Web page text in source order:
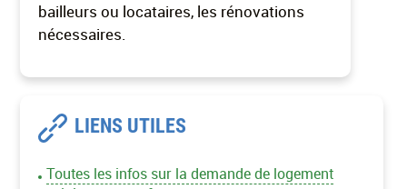
bailleurs ou locataires, les rénovations
nécessaires.
LIENS UTILES
Toutes les infos sur la demande de logement